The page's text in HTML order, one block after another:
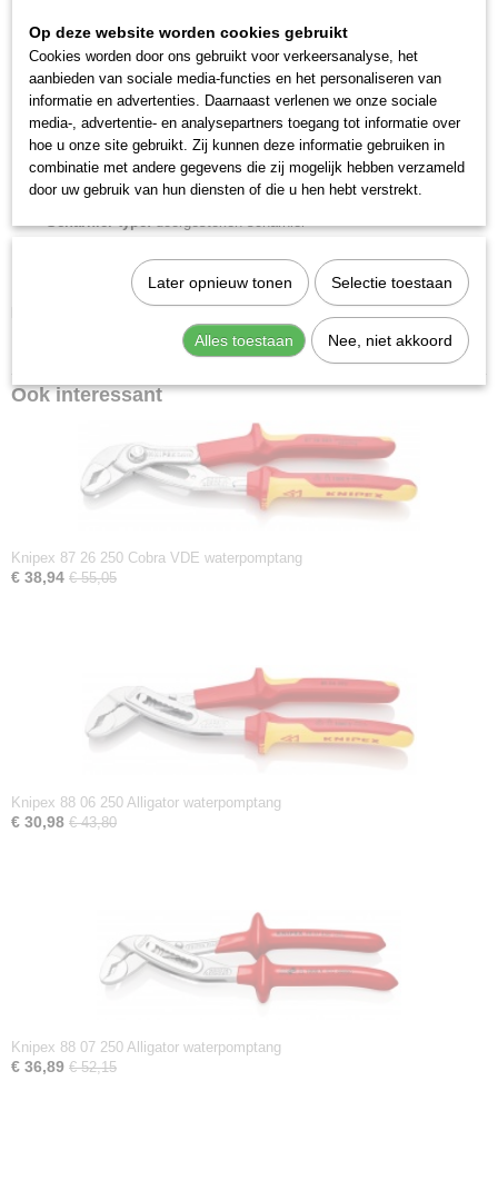
Benen/handgrepen:dompelisolatie, VDE-getest
Uitvoering:VDE
Kop afwerking:verchroomd
Instelposities:
Capaciteit voor moeren (sleutelwijdte):60 mm
Capaciteit voor buizen (diameter): 70 mm
Capaciteit voor buizen inch (diameter):2 3/4 inch
Scharnier type:doorgestoken scharnier
IEC 60900
Ook interessant
Knipex 87 26 250 Cobra VDE waterpomptang
€ 38,94 € 55,05
Knipex 88 06 250 Alligator waterpomptang
€ 30,98 € 43,80
Knipex 88 07 250 Alligator waterpomptang
€ 36,89 € 52,15
Op deze website worden cookies gebruikt
Cookies worden door ons gebruikt voor verkeersanalyse, het
aanbieden van sociale media-functies en het personaliseren van
informatie en advertenties. Daarnaast verlenen we onze sociale
media-, advertentie- en analysepartners toegang tot informatie over
hoe u onze site gebruikt. Zij kunnen deze informatie gebruiken in
combinatie met andere gegevens die zij mogelijk hebben verzameld
door uw gebruik van hun diensten of die u hen hebt verstrekt.
Later opnieuw tonen Selectie toestaan
Alles toestaan Nee, niet akkoord